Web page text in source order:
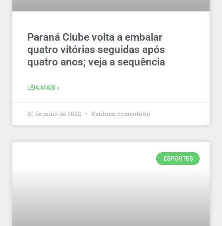
Paraná Clube volta a embalar
quatro vitórias seguidas após
quatro anos; veja a sequência
LEIA MAIS »
30 de maio de 2022 Nenhum comentário
ESPORTES